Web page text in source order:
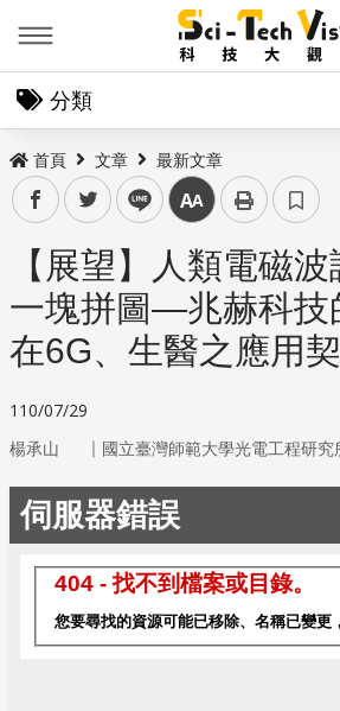
分類
首頁 文章 最新文章
facebooktwitter line 中
【展望】人類電磁
一塊拼圖—兆赫科技
在6G、生醫之應用
110/07/29
楊承山 ｜ 國立臺灣師範大學光電工程研究